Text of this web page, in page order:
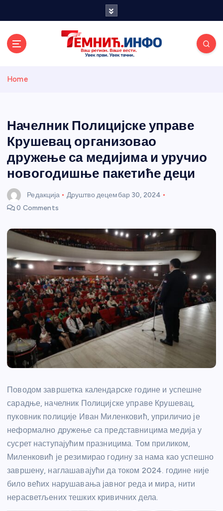
и портал
Home
Начелник Полицијске управе
Крушевац организовао
дружење са медијима и уручио
новогодишње пакетиће деци
Редакција Друштво децембар 30, 2024
0 Comments
Поводом завршетка календарске године и успешне
сарадње, начелник Полицијске управе Крушевац,
пуковник полиције Иван Миленковић, уприличио је
неформално дружење са представницима медија у
сусрет наступајућим празницима. Том приликом,
Миленковић је резимирао годину за нама као успешно
завршену, наглашавајући да током 2024. године није
било већих нарушавања јавног реда и мира, нити
нерасветљених тешких кривичних дела.